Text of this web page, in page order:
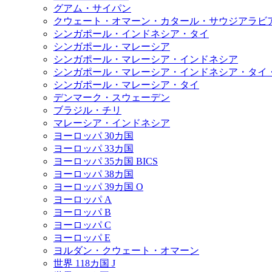
グアム・サイパン
クウェート・オマーン・カタール・サウジアラビ
シンガポール・インドネシア・タイ
シンガポール・マレーシア
シンガポール・マレーシア・インドネシア
シンガポール・マレーシア・インドネシア・タイ
シンガポール・マレーシア・タイ
デンマーク・スウェーデン
ブラジル・チリ
マレーシア・インドネシア
ヨーロッパ 30カ国
ヨーロッパ 33カ国
ヨーロッパ 35カ国 BICS
ヨーロッパ 38カ国
ヨーロッパ 39カ国 O
ヨーロッパ A
ヨーロッパ B
ヨーロッパ C
ヨーロッパ E
ヨルダン・クウェート・オマーン
世界 118カ国 J